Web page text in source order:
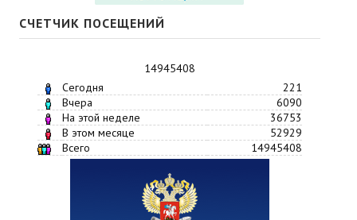
СЧЕТЧИК ПОСЕЩЕНИЙ
14945408
Сегодня
221
Вчера
6090
На этой неделе
36753
В этом месяце
52929
Всего
14945408